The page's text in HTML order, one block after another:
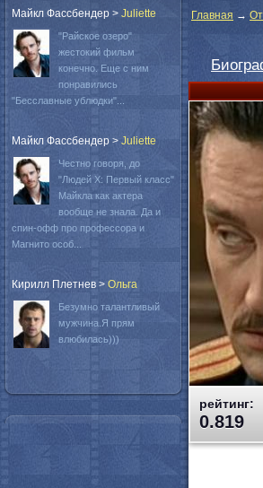
Главная →
рейтинг:
0.819
Майкл Фассбендер > Juliette
"Райское озеро"
жестокий фильм
конечно. Еще с ним
понравились
"Бесславные ублюдки"...
Майкл Фассбендер > Juliette
Честно говоря, до
"Людей Х: Первый класс"
Майкла как актера
вообще не знала. Да и
спин-офф про профессора и
Магнито особ...
Кирилл Плетнев > Oльга
Безумно талантливый
мужчина.Я прям
влюбилась)))